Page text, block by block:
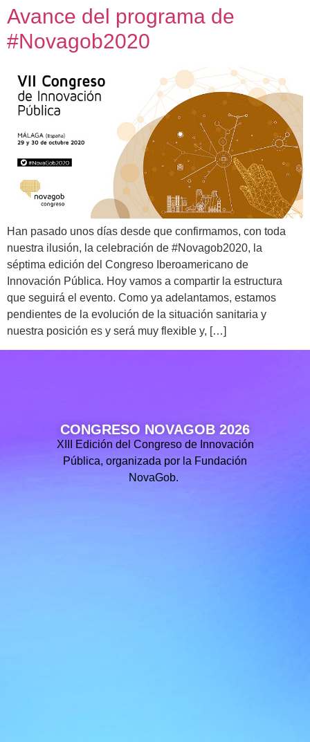
Avance del programa de
#Novagob2020
Han pasado unos días desde que confirmamos, con toda
nuestra ilusión, la celebración de #Novagob2020, la
séptima edición del Congreso Iberoamericano de
Innovación Pública. Hoy vamos a compartir la estructura
que seguirá el evento. Como ya adelantamos, estamos
pendientes de la evolución de la situación sanitaria y
nuestra posición es y será muy flexible y, […]
CONGRESO NOVAGOB 2026
XIII Edición del Congreso de Innovación
Pública, organizada por la Fundación
NovaGob.